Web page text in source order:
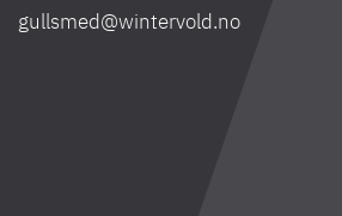
gullsmed@wintervold.no